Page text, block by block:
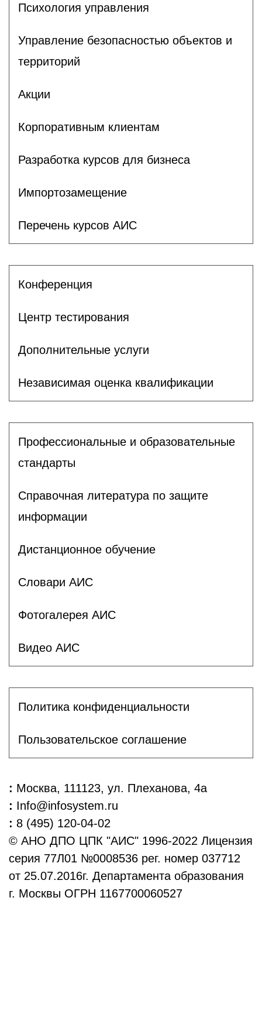
Психология управления
Управление безопасностью объектов и
территорий
Акции
Корпоративным клиентам
Разработка курсов для бизнеса
Импортозамещение
Перечень курсов АИС
Конференция
Центр тестирования
Дополнительные услуги
Независимая оценка квалификации
Профессиональные и образовательные
стандарты
Справочная литература по защите
информации
Дистанционное обучение
Словари АИС
Фотогалерея АИС
Видео АИС
Политика конфиденциальности
Пользовательское соглашение
: Москва, 111123, ул. Плеханова, 4а
: Info@infosystem.ru
: 8 (495) 120-04-02
© АНО ДПО ЦПК "АИС" 1996-2022 Лицензия
серия 77Л01 №0008536 рег. номер 037712
от 25.07.2016г. Департамента образования
г. Москвы ОГРН 1167700060527